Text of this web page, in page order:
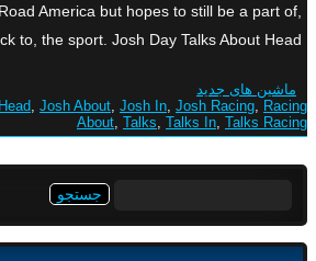
America but hopes to still be a part of,
to, the sport. Josh Day Talks About Head […]
ماشین های جدید
Head, Josh About, Josh In, Josh Racing, Racing
About, Talks, Talks In, Talks Racing